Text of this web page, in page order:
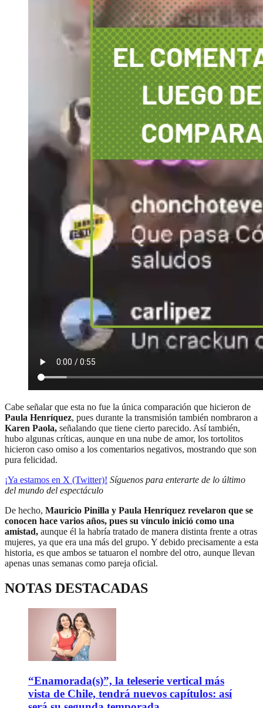
Cabe señalar que esta no fue la única comparación que hicieron de
Paula Henríquez, pues durante la transmisión también nombraron a
Karen Paola, señalando que tiene cierto parecido. Así también,
hubo algunas críticas, aunque en una nube de amor, los tortolitos
hicieron caso omiso a los comentarios negativos, mostrando que son
pura felicidad.
¡Ya estamos en X (Twitter)! Síguenos para enterarte de lo último
del mundo del espectáculo
De hecho, Mauricio Pinilla y Paula Henríquez revelaron que se
conocen hace varios años, pues su vínculo inició como una
amistad, aunque él la habría tratado de manera distinta frente a otras
mujeres, ya que era una más del grupo. Y debido precisamente a esta
historia, es que ambos se tatuaron el nombre del otro, aunque llevan
apenas unas semanas como pareja oficial.
NOTAS DESTACADAS
“Enamorada(s)”, la teleserie vertical más
vista de Chile, tendrá nuevos capítulos: así